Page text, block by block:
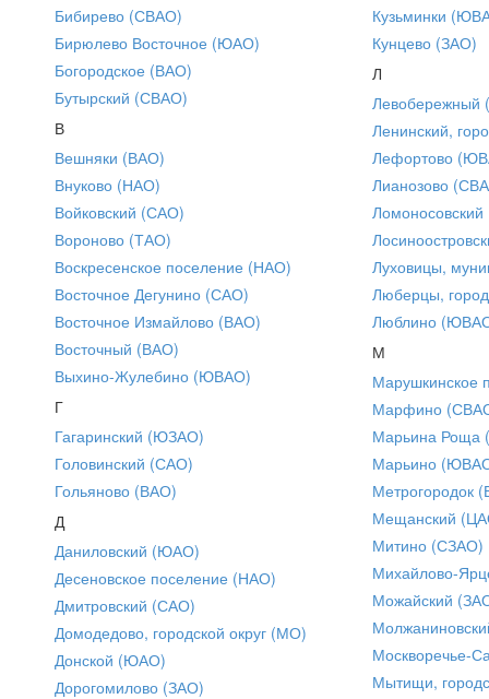
Бибирево (СВАО)
Бирюлево Восточное (ЮАО)
Богородское (ВАО)
Бутырский (СВАО)
В
Вешняки (ВАО)
Внуково (НАО)
Войковский (САО)
Вороново (ТАО)
Воскресенское поселение (НАО)
Восточное Дегунино (САО)
Восточное Измайлово (ВАО)
Восточный (ВАО)
Выхино-Жулебино (ЮВАО)
Г
Гагаринский (ЮЗАО)
Головинский (САО)
Гольяново (ВАО)
Д
Даниловский (ЮАО)
Десеновское поселение (НАО)
Дмитровский (САО)
Домодедово, городской округ (МО)
Донской (ЮАО)
Дорогомилово (ЗАО)
Кузьминки
Кунцево (ЗАО)
Л
Ленинский,
Лефортово
Лианозово
Луховицы,
Люберцы,
Люблино
М
Марушкинское
Марфино
Марьина Роща
Марьино
Метрогородок
Мещанский
Митино (СЗАО)
Михайлово-
Можайский
Москворечье-
Мытищи,